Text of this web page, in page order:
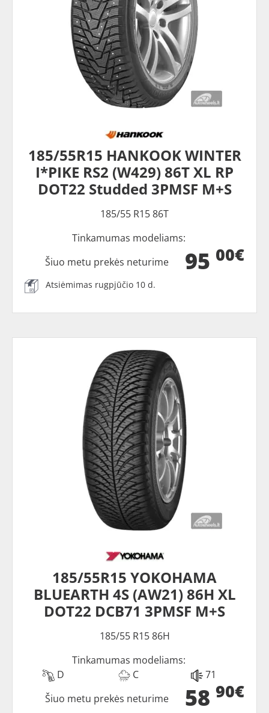
185/55R15 HANKOOK WINTER
I*PIKE RS2 (W429) 86T XL RP
DOT22 Studded 3PMSF M+S
185/55 R15 86T
Tinkamumas modeliams:
95 00€
Šiuo metu prekės neturime
Atsiėmimas rugpjūčio 10 d.
185/55R15 YOKOHAMA
BLUEARTH 4S (AW21) 86H XL
DOT22 DCB71 3PMSF M+S
185/55 R15 86H
Tinkamumas modeliams:
D
C 71
58 90€
Šiuo metu prekės neturime